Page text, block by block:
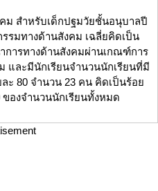
ม สำหรับเด็กปฐมวัยชั้นอนุบาลปี
รมทางด้านสังคม เฉลี่ยคิดเป็น
การทางด้านสังคมผ่านเกณฑ์การ
และมีนักเรียนจำนวนนักเรียนที่มี
80 จำนวน 23 คน คิดเป็นร้อย
ของจำนวนนักเรียนทั้งหมด